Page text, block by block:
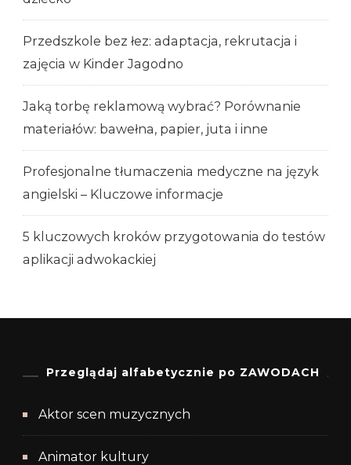
Przedszkole bez łez: adaptacja, rekrutacja i
zajęcia w Kinder Jagodno
Jaką torbę reklamową wybrać? Porównanie
materiałów: bawełna, papier, juta i inne
Profesjonalne tłumaczenia medyczne na język
angielski – Kluczowe informacje
5 kluczowych kroków przygotowania do testów
aplikacji adwokackiej
Przeglądaj alfabetycznie po ZAWODACH
Aktor scen muzycznych
Animator kultury